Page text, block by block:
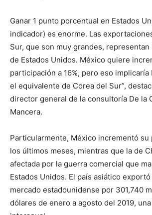
Ganar 1 punto porcentual en Estados
indicador) es enorme. Las
Sur, que son muy grandes, representan
de Estados Unidos. México quiere
participación a 16%, pero eso
el equivalente de Corea del Sur”,
director general de la consultoría De la
Mancera.
Particularmente, México incrementó su
los últimos meses, mientras que la de
afectada por la guerra comercial que
Estados Unidos. El país asiático
mercado estadounidense por 301,740
dólares de enero a agosto del 2019, una